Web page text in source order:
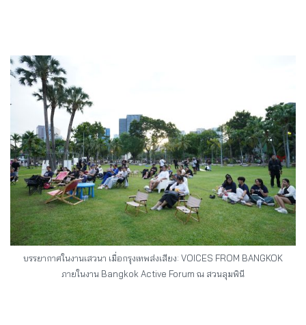
บรรยากาศในงานเสวนา เมื่อกรุงเทพส่งเสียง: VOICES FROM BANGKOK
ภายในงาน Bangkok Active Forum ณ สวนลุมพินี